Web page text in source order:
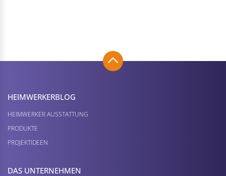
HEIMWERKER­BLOG
HEIMWERKER AUSSTATTUNG
PRODUKTE
PROJEKTIDEEN
DAS UNTERNEHMEN